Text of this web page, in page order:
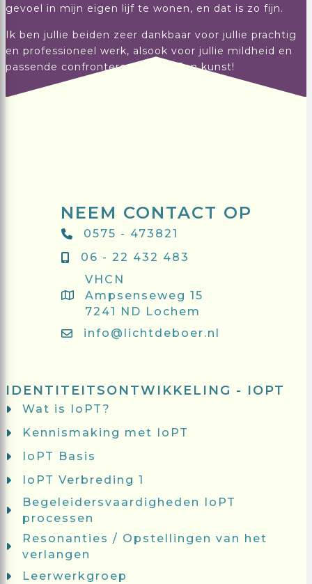
gevoel in mijn eigen lijf te wonen, en dat is zo fijn.
Ik ben jullie beiden zeer dankbaar voor jullie prachtig
en professioneel werk, alsook voor jullie mildheid en
passende confronterende stijl. Een kunst!
NEEM CONTACT OP
0575 - 473821
06 - 22 432 483
VHCN
Ampsenseweg 15
7241 ND Lochem
info@lichtdeboer.nl
IDENTITEITSONTWIKKELING - IOPT
Wat is IoPT?
Kennismaking met IoPT
IoPT Basis
IoPT Verbreding 1
Begeleidersvaardigheden IoPT
processen
Resonanties / Opstellingen van het
verlangen
Leerwerkgroep